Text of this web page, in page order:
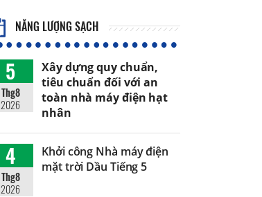
NĂNG LƯỢNG SẠCH
5
Thg8
2026
Xây dựng quy chuẩn,
tiêu chuẩn đối với an
toàn nhà máy điện hạt
nhân
4
Thg8
2026
Khởi công Nhà máy điện
mặt trời Dầu Tiếng 5